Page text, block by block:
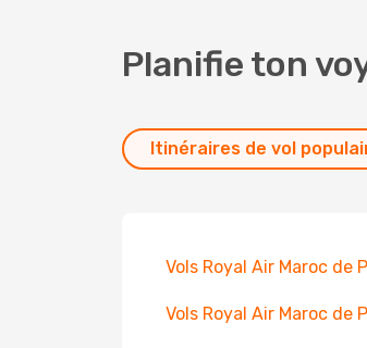
Planifie ton
Itinéraires de vol
Vols Royal Air Maroc de
Vols Royal Air Maroc de